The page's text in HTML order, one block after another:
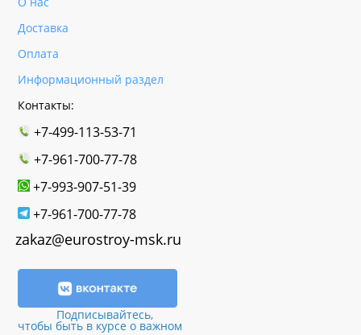
Доставка
Оплата
Информационный раздел
Контакты:
+7-499-113-53-71
+7-961-700-77-78
+7-993-907-51-39
+7-961-700-77-78
zakaz@eurostroy-msk.ru
Подписывайтесь,
чтобы быть в курсе о важном